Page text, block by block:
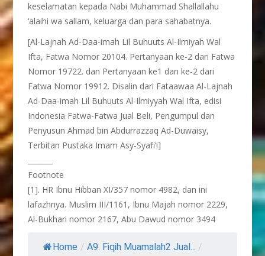
keselamatan kepada Nabi Muhammad Shallallahu
‘alaihi wa sallam, keluarga dan para sahabatnya.
[Al-Lajnah Ad-Daa-imah Lil Buhuuts Al-Ilmiyah Wal
Ifta, Fatwa Nomor 20104. Pertanyaan ke-2 dari Fatwa
Nomor 19722. dan Pertanyaan ke1 dan ke-2 dari
Fatwa Nomor 19912. Disalin dari Fataawaa Al-Lajnah
Ad-Daa-imah Lil Buhuuts Al-Ilmiyyah Wal Ifta, edisi
Indonesia Fatwa-Fatwa Jual Beli, Pengumpul dan
Penyusun Ahmad bin Abdurrazzaq Ad-Duwaisy,
Terbitan Pustaka Imam Asy-Syafi’i]
Footnote
[1]. HR Ibnu Hibban XI/357 nomor 4982, dan ini
lafazhnya. Muslim III/1161, Ibnu Majah nomor 2229,
Al-Bukhari nomor 2167, Abu Dawud nomor 3494
Home / A9. Fiqih Muamalah2 Jual... /